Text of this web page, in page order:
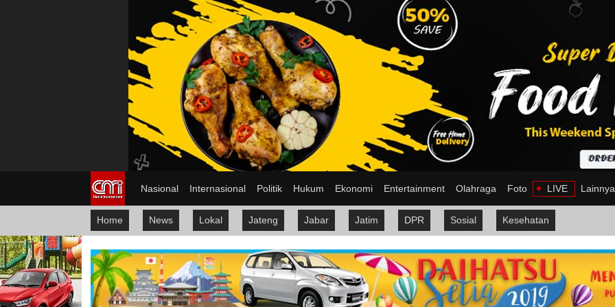
Nasional Internasional Politik Hukum Ekonomi Entertainment Olahraga Foto LIVE Lainnya
Home News Lokal Jateng Jabar Jatim DPR Sosial Kesehatan